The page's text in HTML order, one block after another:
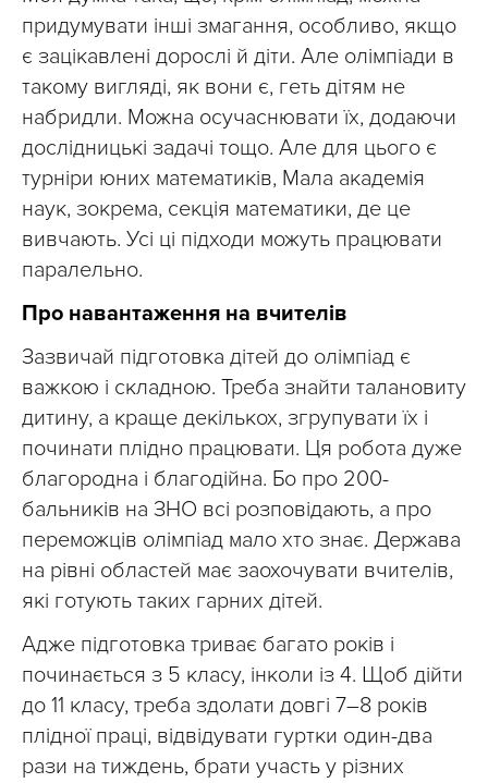
придумувати інші змагання, особливо, якщо
є зацікавлені дорослі й діти. Але олімпіади в
такому вигляді, як вони є, геть дітям не
набридли. Можна осучаснювати їх, додаючи
дослідницькі задачі тощо. Але для цього є
турніри юних математиків, Мала академія
наук, зокрема, секція математики, де це
вивчають. Усі ці підходи можуть працювати
паралельно.
Про навантаження на вчителів
Зазвичай підготовка дітей до олімпіад є
важкою і складною. Треба знайти талановиту
дитину, а краще декількох, згрупувати їх і
починати плідно працювати. Ця робота дуже
благородна і благодійна. Бо про 200-
бальників на ЗНО всі розповідають, а про
переможців олімпіад мало хто знає. Держава
на рівні областей має заохочувати вчителів,
які готують таких гарних дітей.
Адже підготовка триває багато років і
починається з 5 класу, інколи із 4. Щоб дійти
до 11 класу, треба здолати довгі 7–8 років
плідної праці, відвідувати гуртки один-два
рази на тиждень, брати участь у різних